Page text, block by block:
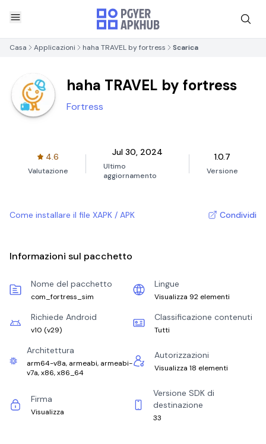
Casa Applicazioni haha TRAVEL by fortress Scarica
haha TRAVEL by fortress
Fortress
4.6
Valutazione
Jul 30, 2024
Ultimo
aggiornamento
1.0.7
Versione
Come installare il file XAPK / APK Condividi
Informazioni sul pacchetto
Nome del pacchetto
com_fortress_sim
Lingue
Visualizza 92 elementi
Richiede Android
v10 (v29)
Classificazione contenuti
Tutti
Architettura
arm64-v8a, armeabi, armeabi-
v7a, x86, x86_64
Autorizzazioni
Visualizza 18 elementi
Firma
Visualizza
Versione SDK di
destinazione
33